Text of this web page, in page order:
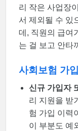
리 작은 사업장
서 제외될 수 있
데, 직원의 급여
는 걸 보고 안타
사회보험 가
신규 가입자
리 지원을 받
험 가입 이력
이 부분도 예